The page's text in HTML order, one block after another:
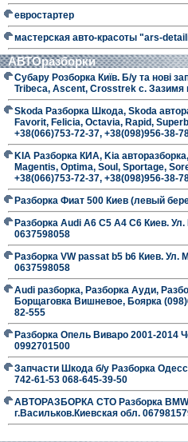
евростартер
мастерская авто-красоты "ars-
АВТОразборки
Субару Розборка Київ. Б/у та нові
Tribeca, Ascent, Crosstrek с. Зазимя
Skoda Разборка Шкода, Skoda
Favorit, Felicia, Octavia, Rapid,
+38(066)753-72-37, +38(098)956-38-
KIA Разборка КИА, Kia
Magentis, Optima, Soul, Sportage,
+38(066)753-72-37, +38(098)956-38-
Разборка Фиат 500 Киев (левый
Разборка Audi A6 C5 A4 C6 Киев.
0637598058
Разборка VW passat b5 b6 Киев. Ул.
0637598058
Audi разборка, Разборка Ауди,
Борщаговка Вишневое, Боярка
82-555
Разборка Опель Виваро 2001-2014
0992701500
Запчасти Шкода б/у Разборка
742-61-53 068-645-39-50
АВТОРАЗБОРКА СТО Разборка BMW
г.Васильков.Киевская обл.